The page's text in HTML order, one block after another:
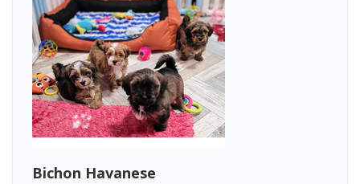
Bichon Havanese